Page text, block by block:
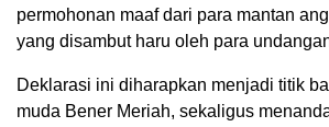
permohonan maaf dari para mantan
yang disambut haru oleh para
Deklarasi ini diharapkan menjadi titik
muda Bener Meriah, sekaligus